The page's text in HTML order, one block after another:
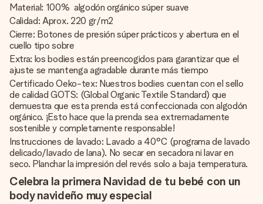
Material: 100% algodón orgánico súper suave
Calidad: Aprox. 220 gr/m2
Cierre: Botones de presión súper prácticos y abertura en el
cuello tipo sobre
Extra: los bodies están preencogidos para garantizar que el
ajuste se mantenga agradable durante más tiempo
Certificado Oeko-tex: Nuestros bodies cuentan con el sello
de calidad GOTS: (Global Organic Textile Standard) que
demuestra que esta prenda está confeccionada con algodón
orgánico. ¡Esto hace que la prenda sea extremadamente
sostenible y completamente responsable!
Instrucciones de lavado: Lavado a 40°C (programa de lavado
delicado/lavado de lana). No secar en secadora ni lavar en
seco. Planchar la impresión del revés solo a baja temperatura.
Celebra la primera Navidad de tu bebé con un
body navideño muy especial